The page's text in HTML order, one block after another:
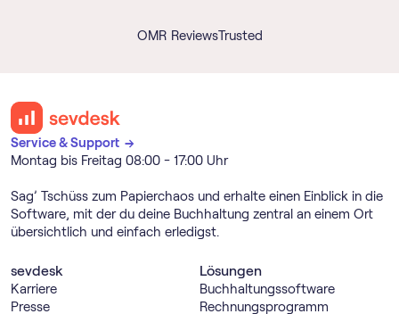
OMR ReviewsTrusted
Service & Support →
Montag bis Freitag 08:00 - 17:00 Uhr
Sag’ Tschüss zum Papierchaos und erhalte einen Einblick in die
Software, mit der du deine Buchhaltung zentral an einem Ort
übersichtlich und einfach erledigst.
sevdesk
Karriere
Presse
Lösungen
Buch­haltungs­software
Rechnungs­programm